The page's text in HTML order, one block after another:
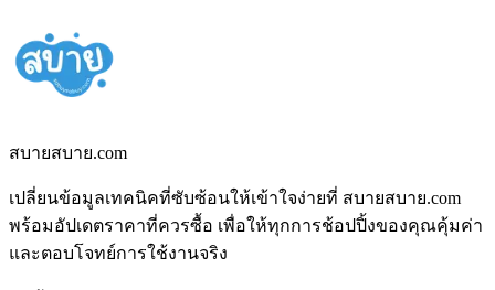
สบายสบาย.com
เปลี่ยนข้อมูลเทคนิคที่ซับซ้อนให้เข้าใจง่ายที่ สบายสบาย.com
พร้อมอัปเดตราคาที่ควรซื้อ เพื่อให้ทุกการช้อปปิ้งของคุณคุ้มค่า
และตอบโจทย์การใช้งานจริง